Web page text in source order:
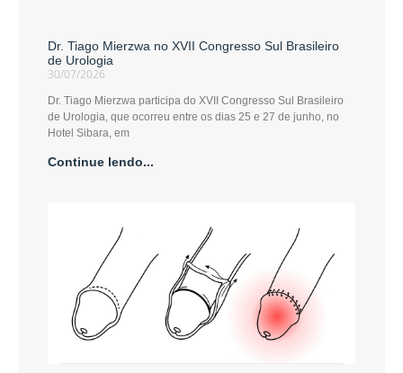
Dr. Tiago Mierzwa no XVII Congresso Sul Brasileiro
de Urologia
30/07/2026
Dr. Tiago Mierzwa participa do XVII Congresso Sul Brasileiro
de Urologia, que ocorreu entre os dias 25 e 27 de junho, no
Hotel Sibara, em
Continue lendo...